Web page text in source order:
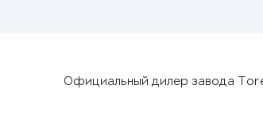
Официальный дилер завода